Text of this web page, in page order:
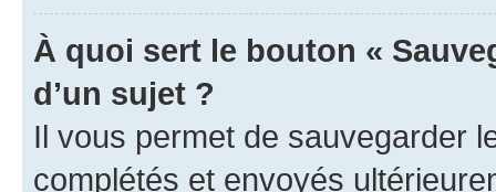
À quoi sert le bouton «
d’un sujet ?
Il vous permet de sauvegarder
complétés et envoyés